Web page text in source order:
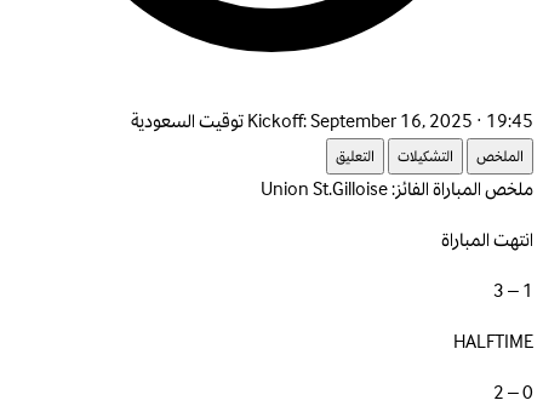
Kickoff:September 16, 2025 · 19:45 توقيت السعودية
الملخص التشكيلات التعليق
ملخص المباراةالفائز: Union St.Gilloise
انتهت المباراة
1 – 3
HALFTIME
0 – 2